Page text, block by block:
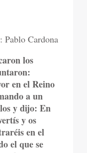
Pablo Cardona
los
en el Reino
a un
y dijo: En
y os
en el
el que se